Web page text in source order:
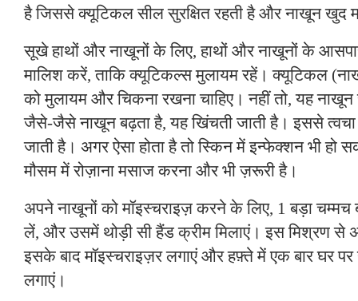
है जिससे क्यूटिकल सील सुरक्षित रहती है और नाखून खुद
सूखे हाथों और नाखूनों के लिए, हाथों और नाखूनों के
मालिश करें, ताकि क्यूटिकल्स मुलायम रहें। क्यूटिकल
को मुलायम और चिकना रखना चाहिए। नहीं तो, यह
जैसे-जैसे नाखून बढ़ता है, यह खिंचती जाती है। इससे
जाती है। अगर ऐसा होता है तो स्किन में इन्फेक्शन भी हो
मौसम में रोज़ाना मसाज करना और भी ज़रूरी है।
अपने नाखूनों को मॉइस्चराइज़ करने के लिए, 1 बड़ा चम्मच
लें, और उसमें थोड़ी सी हैंड क्रीम मिलाएं। इस मिश्रण से
इसके बाद मॉइस्चराइज़र लगाएं और हफ़्ते में एक बार घर पर
लगाएं।